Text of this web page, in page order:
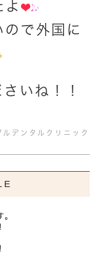
よ
ので外国に
いね！！
ルデンタルクリニック
。